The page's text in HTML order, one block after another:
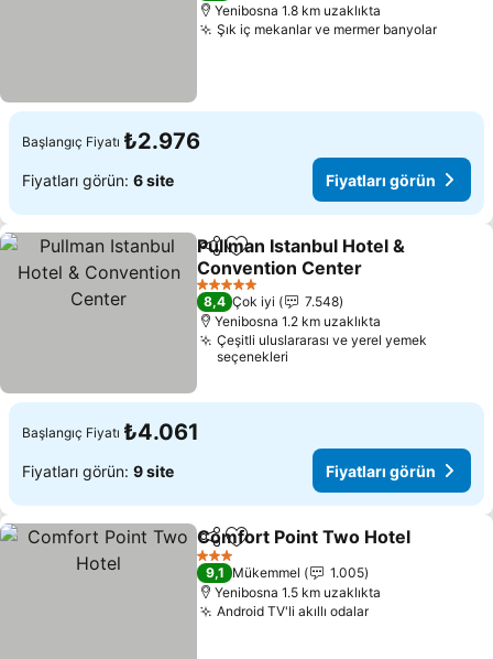
Yenibosna 1.8 km uzaklıkta
Şık iç mekanlar ve mermer banyolar
Başlangıç Fiyatı ₺2.976
Fiyatları görün: 6 site Fiyatları görün
PaylaşFavorilerime ekle
Pullman Istanbul Hotel &
Convention Center
Fiyatları görün
5 Yıldız
8,4 Çok iyi
7.548
Yenibosna 1.2 km uzaklıkta
Çeşitli uluslararası ve yerel yemek
seçenekleri
Başlangıç Fiyatı ₺4.061
Fiyatları görün: 9 site Fiyatları görün
PaylaşFavorilerime ekle
Comfort Point Two Hotel
3 Yıldız
9,1 Mükemmel
1.005
Yenibosna 1.5 km uzaklıkta
Android TV'li akıllı odalarFiyatları görün